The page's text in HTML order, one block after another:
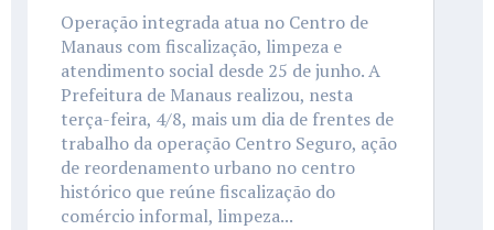
Operação integrada atua no Centro de
Manaus com fiscalização, limpeza e
atendimento social desde 25 de junho. A
Prefeitura de Manaus realizou, nesta
terça-feira, 4/8, mais um dia de frentes de
trabalho da operação Centro Seguro, ação
de reordenamento urbano no centro
histórico que reúne fiscalização do
comércio informal, limpeza...